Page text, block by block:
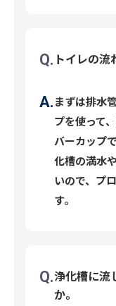
トイレの流
まずは排水
プを使って
バーカップ
化槽の満水
いので、プ
す。
浄化槽に流
か。